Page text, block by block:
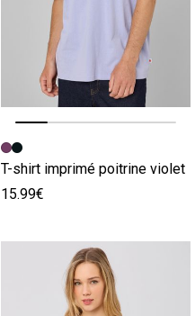
Image précédente
Image suivante
T-shirt imprimé poitrine violet
15.99€